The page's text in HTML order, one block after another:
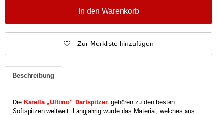
In den Warenkorb
Zur Merkliste hinzufügen
Beschreibung
Die Karella „Ultimo“ Dartspitzen gehören zu den besten
Softspitzen weltweit. Langjährig wurde das Material, welches aus